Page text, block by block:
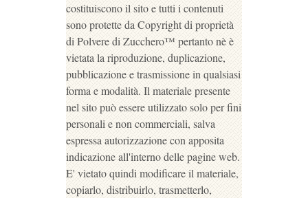
costituiscono il sito e tutti i contenuti
sono protette da Copyright di proprietà
di Polvere di Zucchero™ pertanto nè è
vietata la riproduzione, duplicazione,
pubblicazione e trasmissione in qualsiasi
forma e modalità. Il materiale presente
nel sito può essere utilizzato solo per fini
personali e non commerciali, salva
espressa autorizzazione con apposita
indicazione all'interno delle pagine web.
E' vietato quindi modificare il materiale,
copiarlo, distribuirlo, trasmetterlo,